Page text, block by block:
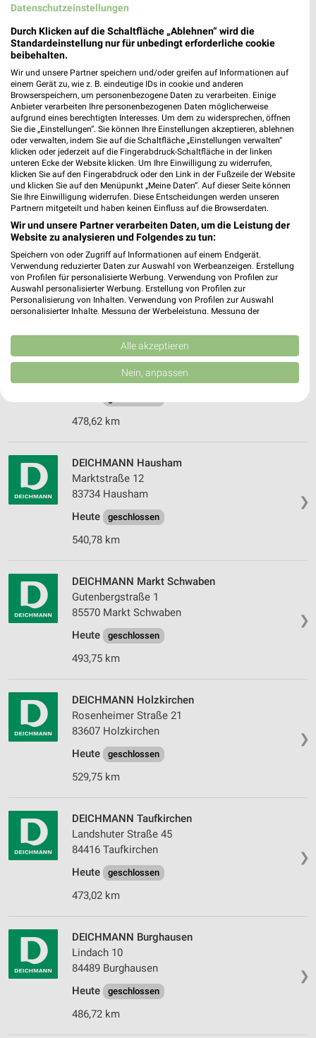
DEICHMANN Waldkraiburg
Friedländer Straße 2
84478 Waldkraiburg
484,77 km
SIEMES Schuhcenter Mühldorf am Inn
Siemensstr. 12
84453 Mühldorf am Inn
479,12 km
Siemes Schuhcenter Mühldorf am Inn
Siemensstraße 10
84453 Mühldorf am Inn
Heute geschlossen
479,07 km
❯
DEICHMANN Mühldorf
Bürgermeister-Hess-Straße 4
84453 Mühldorf
478,62 km
❯
DEICHMANN Hausham
Marktstraße 12
83734 Hausham
Heute
geschlossen
540,78 km
❯
DEICHMANN Markt Schwaben
Gutenbergstraße 1
85570 Markt Schwaben
Heute
geschlossen
493,75 km
❯
DEICHMANN Holzkirchen
Rosenheimer Straße 21
83607 Holzkirchen
Heute
geschlossen
529,75 km
❯
DEICHMANN Taufkirchen
Landshuter Straße 45
84416 Taufkirchen
Heute
geschlossen
473,02 km
❯
DEICHMANN Burghausen
Lindach 10
84489 Burghausen
Heute
geschlossen
486,72 km
Datenschutzeinstellungen
Durch Klicken auf die Schaltfläche „Ablehnen“ wird die
Standardeinstellung nur für unbedingt erforderliche cookie
beibehalten.
Wir und unsere Partner speichern und/oder greifen auf Informationen auf
einem Gerät zu, wie z. B. eindeutige IDs in cookie und anderen
Browserspeichern, um personenbezogene Daten zu verarbeiten. Einige
Anbieter verarbeiten Ihre personenbezogenen Daten möglicherweise
aufgrund eines berechtigten Interesses. Um dem zu widersprechen, öffnen
Sie die „Einstellungen“. Sie können Ihre Einstellungen akzeptieren, ablehnen
oder verwalten, indem Sie auf die Schaltfläche „Einstellungen verwalten“
klicken oder jederzeit auf die Fingerabdruck-Schaltfläche in der linken
unteren Ecke der Website klicken. Um Ihre Einwilligung zu widerrufen,
klicken Sie auf den Fingerabdruck oder den Link in der Fußzeile der Website
und klicken Sie auf den Menüpunkt „Meine Daten“. Auf dieser Seite können
Sie Ihre Einwilligung widerrufen. Diese Entscheidungen werden unseren
Partnern mitgeteilt und haben keinen Einfluss auf die Browserdaten.
Wir und unsere Partner verarbeiten Daten, um die Leistung der
Website zu analysieren und Folgendes zu tun:
Speichern von oder Zugriff auf Informationen auf einem Endgerät.
Verwendung reduzierter Daten zur Auswahl von Werbeanzeigen. Erstellung
von Profilen für personalisierte Werbung. Verwendung von Profilen zur
Auswahl personalisierter Werbung. Erstellung von Profilen zur
Personalisierung von Inhalten. Verwendung von Profilen zur Auswahl
personalisierter Inhalte. Messung der Werbeleistung. Messung der
Kombinationen von Daten aus verschiedenen Quellen. Entwicklung und
Verbesserung der Angebote. Verwendung reduzierter Daten zur Auswahl
von Inhalten.
Daten können außerhalb der Europäischen Union weitergegeben und in die
Website/App.
Partnerliste anzeigen (1 IAB-Anbieter)
IAB-Verarbeitungszwecke:
Speichern von oder Zugriff auf Informationen
auf einem Endgerät
Verwendung reduzierter Daten zur Auswahl von
Werbeanzeigen
Werbung
Verwendung von Profilen zur Auswahl
personalisierter Werbung
Erstellung von Profilen zur Personalisierung
von Inhalten
personalisierter Inhalte
Messung der Werbeleistung
Messung der Performance von Inhalten
Analyse von Zielgruppen durch Statistiken oder
Quellen
Entwicklung und Verbesserung der Angebote
Verwendung reduzierter Daten zur Auswahl von
IAB-Besonderheiten:
Geräte anhand von aktiv angeforderten
Informationen identifizieren
Nicht-IAB-Verarbeitungszwecke:
Alle akzeptieren
Nein, anpassen